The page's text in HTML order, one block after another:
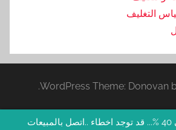
التغليف
WordPress Theme: Donovan